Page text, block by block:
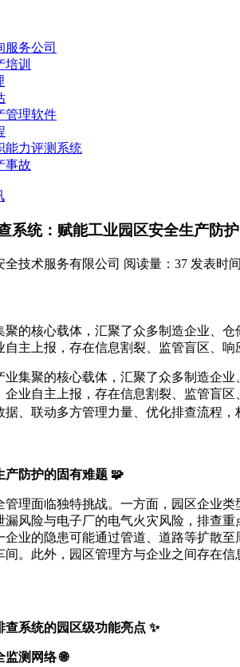
服务公司
培训
管理软件
能力评测系统
事故
系统：赋能工业园区安全生产防
技术服务有限公司 阅读量：37 发表时
聚的核心载体，汇聚了众多制造企业、
自主上报，存在信息割裂、监管盲区、
业集聚的核心载体，汇聚了众多制造企
业自主上报，存在信息割裂、监管盲
、联动多方管理力量、优化排查流程
产防护的固有难题 🧩
管理面临独特挑战。一方面，园区企业
风险与电子厂的电气火灾风险，排查
企业的隐患可能通过管道、道路等扩散
间。此外，园区管理方与企业之间存在
查系统的园区级功能亮点 ✨
测网络 🌐